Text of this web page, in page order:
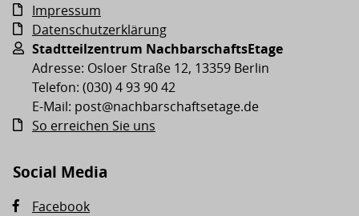
Impressum
Datenschutzerklärung
Stadtteilzentrum NachbarschaftsEtage
Adresse: Osloer Straße 12, 13359 Berlin
Telefon: (030) 4 93 90 42
E-Mail: post@nachbarschaftsetage.de
So erreichen Sie uns
Social Media
Facebook